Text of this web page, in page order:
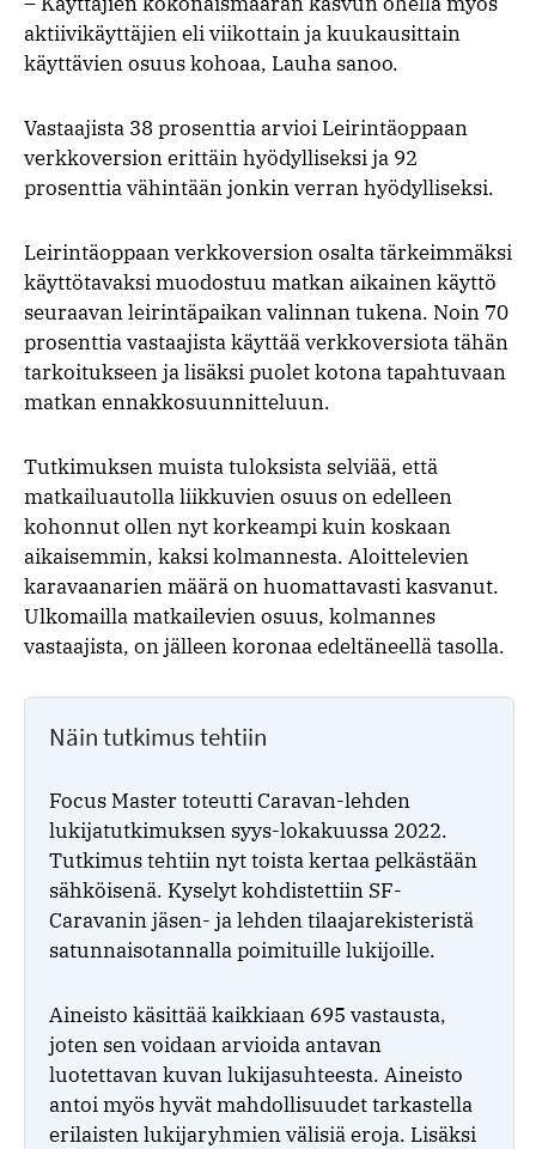
aktiivikäyttäjien eli viikottain ja kuukausittain
käyttävien osuus kohoaa, Lauha sanoo.
Vastaajista 38 prosenttia arvioi Leirintäoppaan
verkkoversion erittäin hyödylliseksi ja 92
prosenttia vähintään jonkin verran hyödylliseksi.
Leirintäoppaan verkkoversion osalta tärkeimmäksi
käyttötavaksi muodostuu matkan aikainen käyttö
seuraavan leirintäpaikan valinnan tukena. Noin 70
prosenttia vastaajista käyttää verkkoversiota tähän
tarkoitukseen ja lisäksi puolet kotona tapahtuvaan
matkan ennakkosuunnitteluun.
Tutkimuksen muista tuloksista selviää, että
matkailuautolla liikkuvien osuus on edelleen
kohonnut ollen nyt korkeampi kuin koskaan
aikaisemmin, kaksi kolmannesta. Aloittelevien
karavaanarien määrä on huomattavasti kasvanut.
Ulkomailla matkailevien osuus, kolmannes
vastaajista, on jälleen koronaa edeltäneellä tasolla.
Näin tutkimus tehtiin
Focus Master toteutti Caravan-lehden
lukijatutkimuksen syys-lokakuussa 2022.
Tutkimus tehtiin nyt toista kertaa pelkästään
sähköisenä. Kyselyt kohdistettiin SF-
Caravanin jäsen- ja lehden tilaajarekisteristä
satunnaisotannalla poimituille lukijoille.
Aineisto käsittää kaikkiaan 695 vastausta,
joten sen voidaan arvioida antavan
luotettavan kuvan lukijasuhteesta. Aineisto
antoi myös hyvät mahdollisuudet tarkastella
erilaisten lukijaryhmien välisiä eroja. Lisäksi